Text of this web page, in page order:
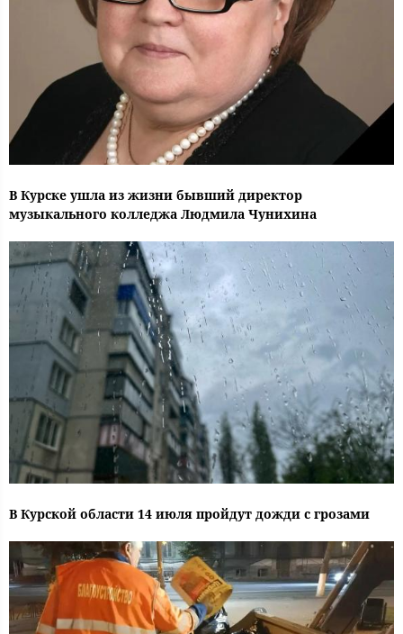
В Курске ушла из жизни бывший директор
музыкального колледжа Людмила Чунихина
В Курской области 14 июля пройдут дожди с грозами